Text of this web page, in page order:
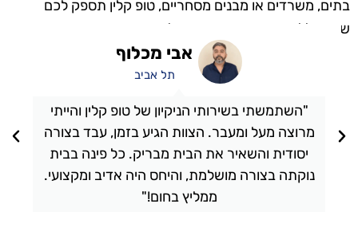
בתים, משרדים או מבנים מסחריים, טופ קלין תספק לכם
שירות ללא פשרות ותוצאות מעולות.
"השתמשתי בשירותי הניקיון של טופ קלין והייתי
מרוצה מעל ומעבר. הצוות הגיע בזמן, עבד בצורה
יסודית והשאיר את הבית מבריק. כל פינה בבית
נוקתה בצורה מושלמת, והיחס היה אדיב ומקצועי.
ממליץ בחום!"
אבי מכלוף
תל אביב